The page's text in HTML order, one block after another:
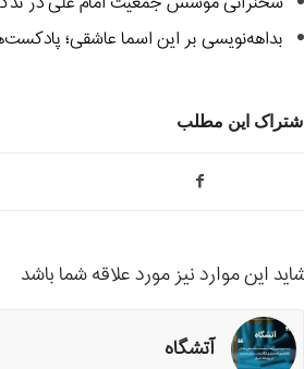
بداهه‌نویسی بر این اسما عاشقی؛
اشتراک این مطلب
این موارد نیز مورد علاقه شما باشد
آتشگاه